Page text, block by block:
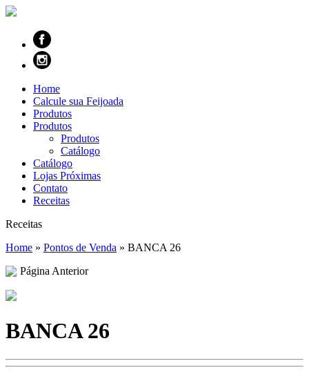
Home
Calcule sua Feijoada
Produtos
Produtos
Produtos
Catálogo
Catálogo
Lojas Próximas
Contato
Receitas
Receitas
Home » Pontos de Venda » BANCA 26
Página Anterior
BANCA 26